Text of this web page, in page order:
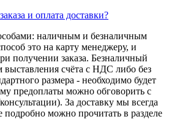
и оплата доставки?
наличным и безналичным
это на карту менеджеру, и
получении заказа. Безналичный
выставления счёта с НДС либо без
размера - необходимо будет
предоплаты можно обговорить с
За доставку мы всегда
подробно можно прочитать в разделе